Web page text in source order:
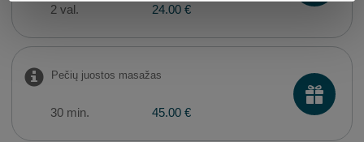
2 val. 24.00 €
Pečių juostos masažas
30 min. 45.00 €